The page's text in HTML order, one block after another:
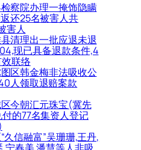
察院办理一掩饰隐瞒
还25名被害人共
害人
清理出一批应退未退
现已具备退款条件,4
联络
区韩金梅非法吸收公
人领取退赔案款
今朝汇元珠宝(冀先
的77名集资人登记
久信融富”吴珊珊,王丹,